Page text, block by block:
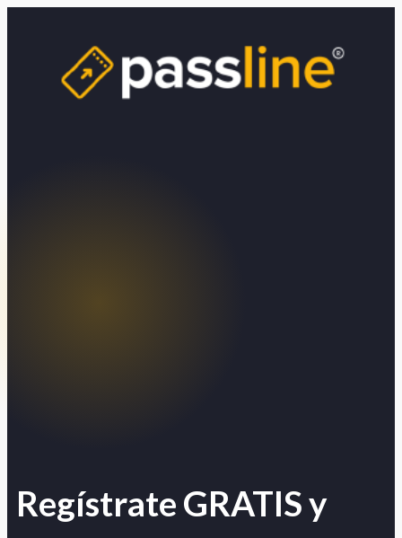
Regístrate GRATIS y